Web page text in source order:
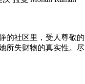
社区里，受人尊敬的
所失财物的真实性。